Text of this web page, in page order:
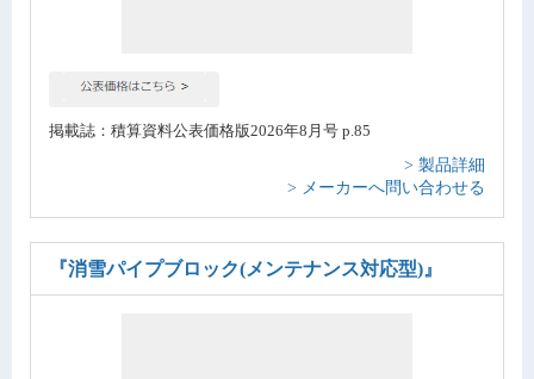
掲載誌：積算資料公表価格版2026年8月号 p.85
> 製品詳細
> メーカーへ問い合わせる
『消雪パイプブロック(メンテナンス対応型)』